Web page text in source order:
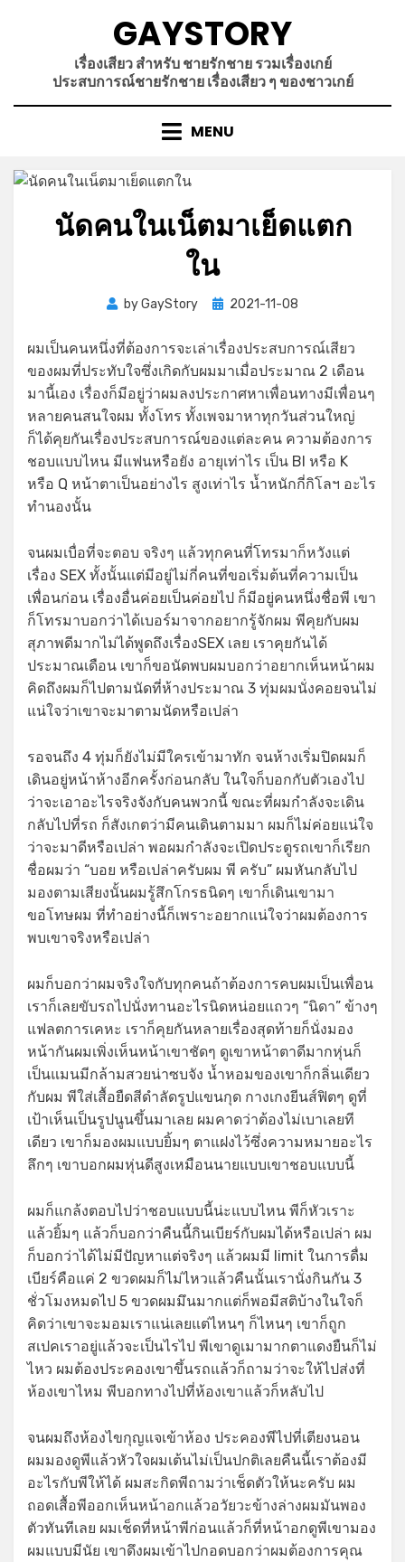
GAYSTORY
เรื่องเสียว สำหรับ ชายรักชาย รวมเรื่องเกย์
ประสบการณ์ชายรักชาย เรื่องเสียว ๆ ของชาวเกย์
MENU
นัดคนในเน็ตมาเย็ดแตก
ใน
byGayStory
Posted
2021-11-08
ผมเป็นคนหนึ่งที่ต้องการจะเล่าเรื่องประสบการณ์เสียว
ของผมที่ประทับใจซึ่งเกิดกับผมมาเมื่อประมาณ 2 เดือน
มานี้เอง เรื่องก็มีอยู่ว่าผมลงประกาศหาเพื่อนทางมีเพื่อนๆ
หลายคนสนใจผม ทั้งโทร ทั้งเพจมาหาทุกวันส่วนใหญ่
ก็ได้คุยกันเรื่องประสบการณ์ของแต่ละคน ความต้องการ
ชอบแบบไหน มีแฟนหรือยัง อายุเท่าไร เป็น BI หรือ K
หรือ Q หน้าตาเป็นอย่างไร สูงเท่าไร น้ำหนักกี่กิโลฯ อะไร
ทำนองนั้น
จนผมเบื่อที่จะตอบ จริงๆ แล้วทุกคนที่โทรมาก็หวังแต่
เรื่อง SEX ทั้งนั้นแต่มีอยู่ไม่กี่คนที่ขอเริ่มต้นที่ความเป็น
เพื่อนก่อน เรื่องอื่นค่อยเป็นค่อยไป ก็มีอยู่คนหนึ่งชื่อพี เขา
ก็โทรมาบอกว่าได้เบอร์มาจากอยากรู้จักผม พีคุยกับผม
สุภาพดีมากไม่ได้พูดถึงเรื่องSEX เลย เราคุยกันได้
ประมาณเดือน เขาก็ขอนัดพบผมบอกว่าอยากเห็นหน้าผม
คิดถึงผมก็ไปตามนัดที่ห้างประมาณ 3 ทุ่มผมนั่งคอยจนไม่
แน่ใจว่าเขาจะมาตามนัดหรือเปล่า
รอจนถึง 4 ทุ่มก็ยังไม่มีใครเข้ามาทัก จนห้างเริ่มปิดผมก็
เดินอยู่หน้าห้างอีกครั้งก่อนกลับ ในใจก็บอกกับตัวเองไป
ว่าจะเอาอะไรจริงจังกับคนพวกนี้ ขณะที่ผมกำลังจะเดิน
กลับไปที่รถ ก็สังเกตว่ามีคนเดินตามมา ผมก็ไม่ค่อยแน่ใจ
ว่าจะมาดีหรือเปล่า พอผมกำลังจะเปิดประตูรถเขาก็เรียก
ชื่อผมว่า “บอย หรือเปล่าครับผม พี ครับ” ผมหันกลับไป
มองตามเสียงนั้นผมรู้สึกโกรธนิดๆ เขาก็เดินเขามา
ขอโทษผม ที่ทำอย่างนี้ก็เพราะอยากแน่ใจว่าผมต้องการ
พบเขาจริงหรือเปล่า
ผมก็บอกว่าผมจริงใจกับทุกคนถ้าต้องการคบผมเป็นเพื่อน
เราก็เลยขับรถไปนั่งทานอะไรนิดหน่อยแถวๆ “นิดา” ข้างๆ
แฟลตการเคหะ เราก็คุยกันหลายเรื่องสุดท้ายก็นั่งมอง
หน้ากันผมเพิ่งเห็นหน้าเขาชัดๆ ดูเขาหน้าตาดีมากหุ่นก็
เป็นแมนมีกล้ามสวยน่าซบจัง น้ำหอมของเขาก็กลิ่นเดียว
กับผม พีใส่เสื้อยืดสีดำลัดรูปแขนกุด กางเกงยีนส์ฟิตๆ ดูที่
เป้าเห็นเป็นรูปนูนขึ้นมาเลย ผมคาดว่าต้องไม่เบาเลยที
เดียว เขาก็มองผมแบบยิ้มๆ ตาแฝงไว้ซึ่งความหมายอะไร
ลึกๆ เขาบอกผมหุ่นดีสูงเหมือนนายแบบเขาชอบแบบนี้
ผมก็แกล้งตอบไปว่าชอบแบบนี้น่ะแบบไหน พีก็หัวเราะ
แล้วยิ้มๆ แล้วก็บอกว่าคืนนี้กินเบียร์กับผมได้หรือเปล่า ผม
ก็บอกว่าได้ไม่มีปัญหาแต่จริงๆ แล้วผมมี limit ในการดื่ม
เบียร์คือแค่ 2 ขวดผมก็ไม่ไหวแล้วคืนนั้นเรานั่งกินกัน 3
ชั่วโมงหมดไป 5 ขวดผมมึนมากแต่ก็พอมีสติบ้างในใจก็
คิดว่าเขาจะมอมเราแน่เลยแต่ไหนๆ ก็ไหนๆ เขาก็ถูก
สเปคเราอยู่แล้วจะเป็นไรไป พีเขาดูเมามากตาแดงยืนก็ไม่
ไหว ผมต้องประคองเขาขึ้นรถแล้วก็ถามว่าจะให้ไปส่งที่
ห้องเขาไหม พีบอกทางไปที่ห้องเขาแล้วก็หลับไป
จนผมถึงห้องไขกุญแจเข้าห้อง ประคองพีไปที่เตียงนอน
ผมมองดูพีแล้วหัวใจผมเต้นไม่เป็นปกติเลยคืนนี้เราต้องมี
อะไรกับพีให้ได้ ผมสะกิดพีถามว่าเช็ดตัวให้นะครับ ผม
ถอดเสื้อพีออกเห็นหน้าอกแล้วอวัยวะข้างล่างผมมันพอง
ตัวทันทีเลย ผมเช็ดที่หน้าพีก่อนแล้วก็ที่หน้าอกดูพีเขามอง
ผมแบบมีนัย เขาดึงผมเข้าไปกอดบอกว่าผมต้องการคุณ